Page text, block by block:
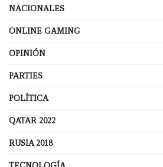
NACIONALES
ONLINE GAMING
OPINIÓN
PARTIES
POLÍTICA
QATAR 2022
RUSIA 2018